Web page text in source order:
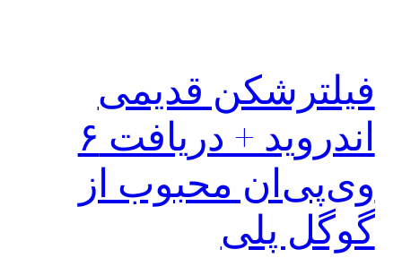
فیلترشکن قدیمی
اندروید + دریافت ۶
وی‌پی‌ان محبوب از
گوگل پلی